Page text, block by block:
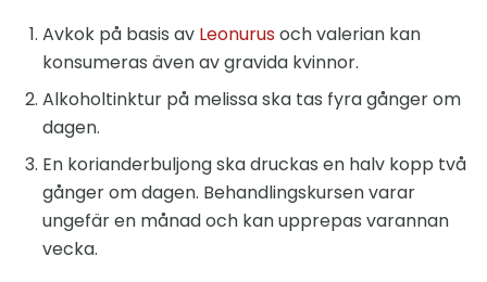
Avkok på basis av Leonurusoch valerian kan
konsumeras även av gravida kvinnor.
Alkoholtinktur på melissa ska tas fyra gånger om
dagen.
En korianderbuljong ska druckas en halv kopp två
gånger om dagen. Behandlingskursen varar
ungefär en månad och kan upprepas varannan
vecka.